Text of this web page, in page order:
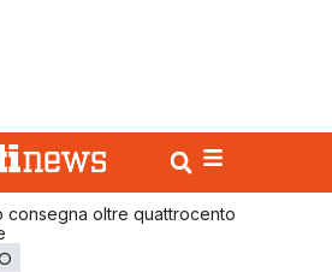
consegna oltre quattrocento